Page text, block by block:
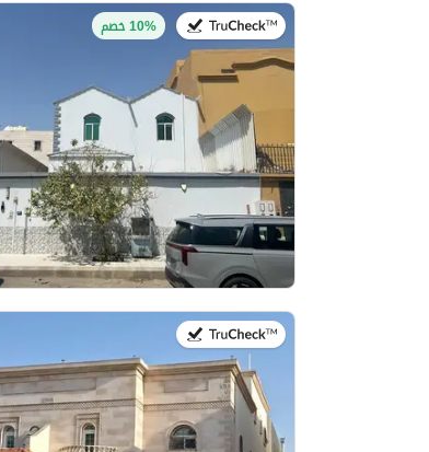
في:27 يوليو 202610% خصم